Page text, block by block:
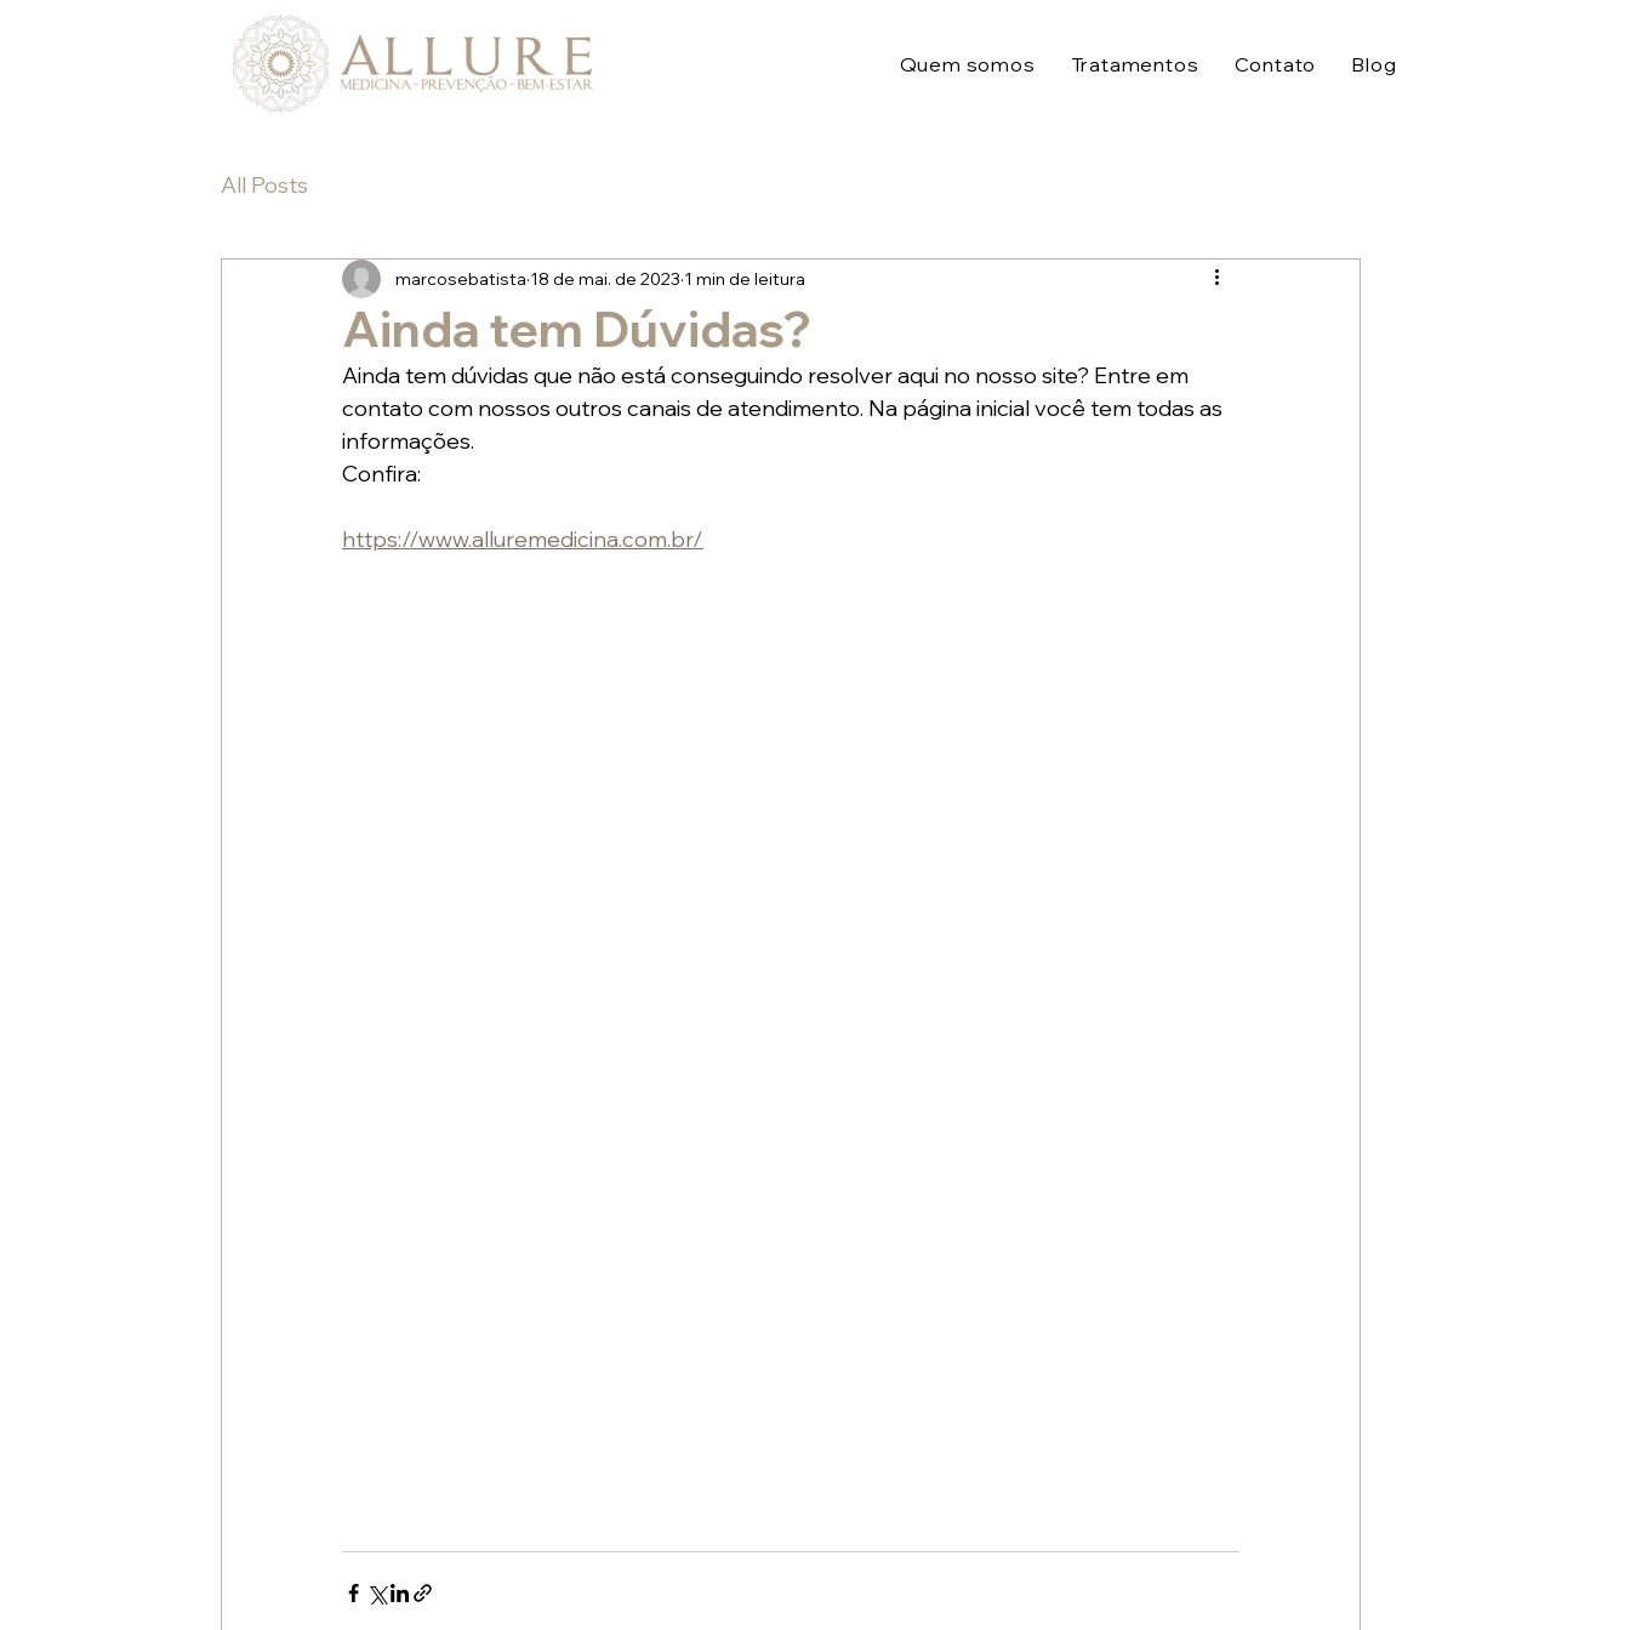
Quem somos Tratamentos Contato Blog
All Posts
Ainda tem Dúvidas?
marcosebatista 18 de mai. de 2023 1 min de leitura
Ainda tem dúvidas que não está conseguindo resolver aqui no nosso site? Entre em
contato com nossos outros canais de atendimento. Na página inicial você tem todas as
informações.
Confira:
https://www.alluremedicina.com.br/